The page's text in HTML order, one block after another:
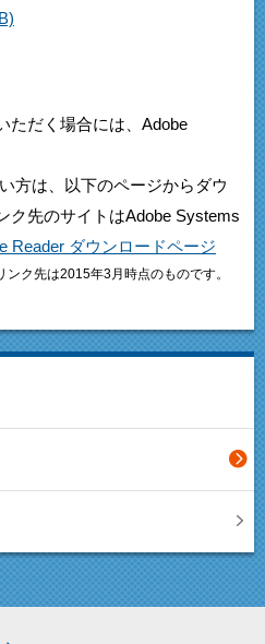
ただく場合には、Adobe
方は、以下のページからダウ
ク先のサイトはAdobe Systems
Reader ダウンロードページ
ク先は2015年3月時点のものです。